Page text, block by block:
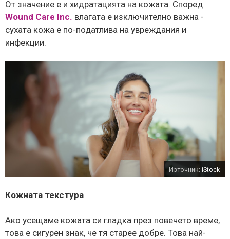
От значение е и хидратацията на кожата. Според
Wound Care Inc. влагата е изключително важна -
сухата кожа е по-податлива на увреждания и
инфекции.
Източник: iStock
Кожната текстура
Ако усещаме кожата си гладка през повечето време,
това е сигурен знак, че тя старее добре. Това най-